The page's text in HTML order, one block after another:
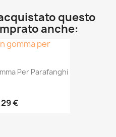
questo
anche:
Per Parafanghi
€